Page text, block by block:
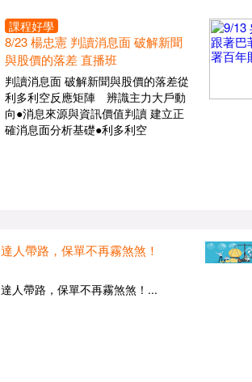
課程好學
8/23 楊忠憲 判讀消息面 破解新聞
與股價的落差 直播班
判讀消息面 破解新聞與股價的落差從
利多利空反應矩陣 辨識主力大戶動
向●消息來源與資訊價值判讀 建立正
確消息面分析基礎●利多利空
達人帶路，保單不再霧煞煞！
達人帶路，保單不再霧煞煞！...